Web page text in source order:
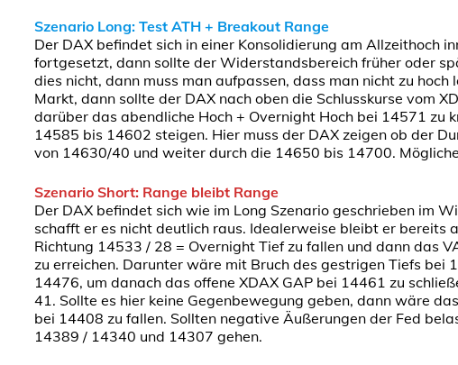
Szenario Long: Test ATH + Breakout Range
Der DAX befindet sich in einer Konsolidierung am Allzeithoch
fortgesetzt, dann sollte der Widerstandsbereich früher oder
dies nicht, dann muss man aufpassen, dass man nicht zu
Markt, dann sollte der DAX nach oben die Schlusskurse vom
darüber das abendliche Hoch + Overnight Hoch bei 14571 zu
14585 bis 14602 steigen. Hier muss der DAX zeigen ob der
von 14630/40 und weiter durch die 14650 bis 14700.
Szenario Short: Range bleibt Range
Der DAX befindet sich wie im Long Szenario geschrieben im
schafft er es nicht deutlich raus. Idealerweise bleibt er bereits
Richtung 14533 / 28 = Overnight Tief zu fallen und dann das
zu erreichen. Darunter wäre mit Bruch des gestrigen Tiefs bei
14476, um danach das offene XDAX GAP bei 14461 zu
41. Sollte es hier keine Gegenbewegung geben, dann wäre
bei 14408 zu fallen. Sollten negative Äußerungen der Fed
14389 / 14340 und 14307 gehen.